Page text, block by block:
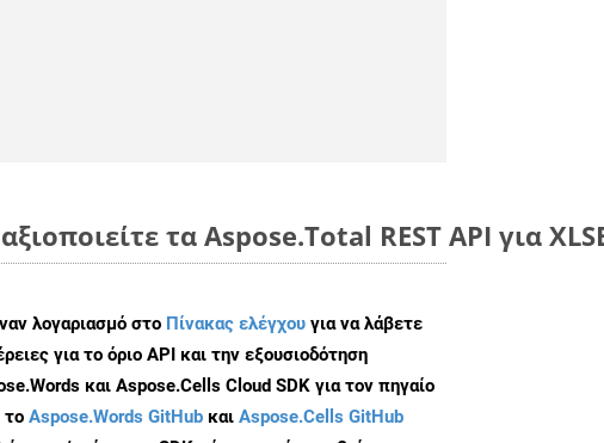
τα Aspose.Total REST API για
λογαριασμό στο Πίνακας ελέγχου για να λάβετε
για το όριο API και την εξουσιοδότηση
και Aspose.Cells Cloud SDK για τον πηγαίο
το Aspose.Words GitHub και Aspose.Cells GitHub